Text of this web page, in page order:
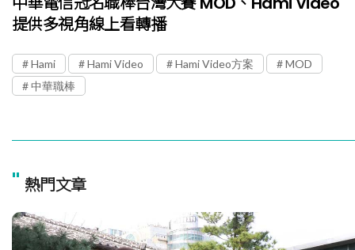
提供多視角線上看轉播
Hami Hami Video Hami Video方案
MOD
中華職棒
" 熱門文章